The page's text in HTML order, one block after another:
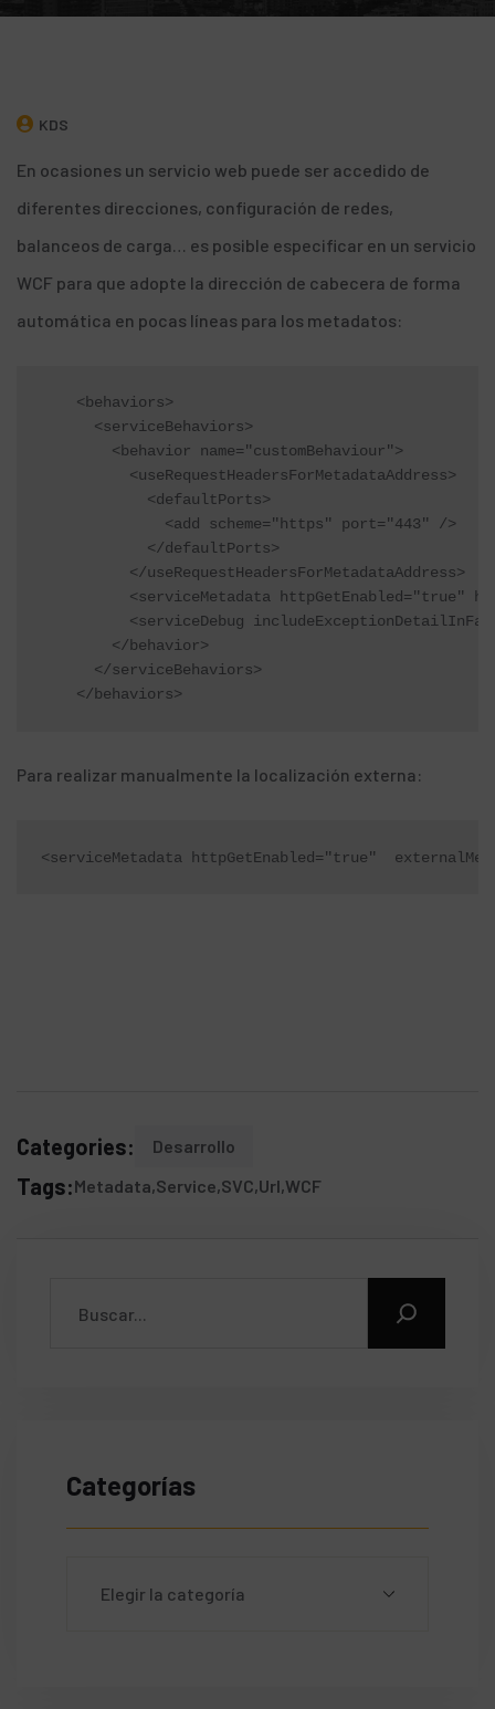
KDS
En ocasiones un servicio web puede ser accedido de
diferentes direcciones, configuración de redes,
balanceos de carga… es posible especificar en un servicio
WCF para que adopte la dirección de cabecera de forma
automática en pocas líneas para los metadatos:
<behaviors>
<serviceBehaviors>
<behavior name="customBehaviour">
<useRequestHeadersForMetadataAddress>
<defaultPorts>
<add scheme="https" port="443" />
</defaultPorts>
</useRequestHeadersForMetadataAddress>
<serviceMetadata httpGetEnabled="true"
<serviceDebug
</behavior>
</serviceBehaviors>
</behaviors>
Para realizar manualmente la localización externa:
<serviceMetadata httpGetEnabled="true"
Categories: Desarrollo
Tags:Metadata Service SVC Url WCF
Categorías